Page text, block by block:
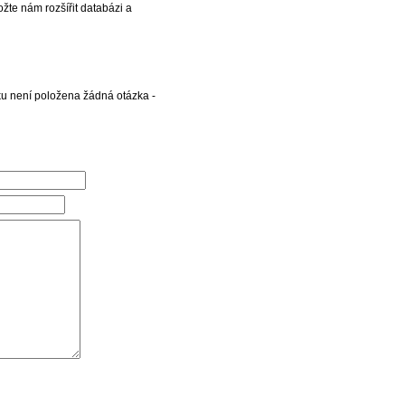
nám rozšířit databázi a
není položena žádná otázka -